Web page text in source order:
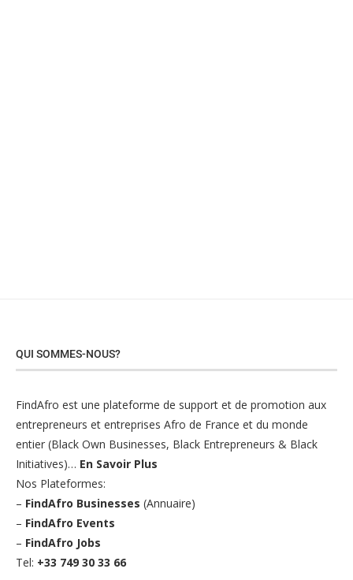
QUI SOMMES-NOUS?
FindAfro est une plateforme de support et de promotion aux
entrepreneurs et entreprises Afro de France et du monde
entier (Black Own Businesses, Black Entrepreneurs & Black
Initiatives)… En Savoir Plus
Nos Plateformes:
– FindAfro Businesses (Annuaire)
– FindAfro Events
– FindAfro Jobs
Tel: +33 749 30 33 66